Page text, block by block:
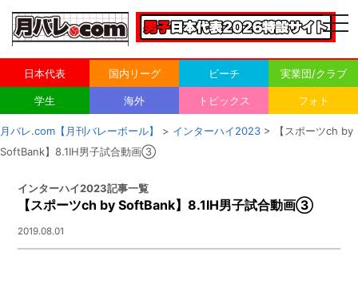
日本代表 国内リーグ ビーチ 実業団/クラブ
学生 海外 トピックス フォト
月バレ.com【月刊バレーボール】 > インターハイ2023 > 【スポーツch by
SoftBank】8.1IH男子試合動画③
インターハイ2023記事一覧
【スポーツch by SoftBank】8.1IH男子試合動画③
2019.08.01